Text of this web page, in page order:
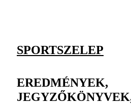
SPORTSZELEP
EREDMÉNYEK,